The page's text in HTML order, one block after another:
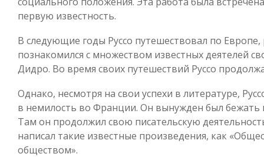
первую известность.
В следующие годы Руссо путешествовал по
познакомился с множеством известных деятелей
Дидро. Во время своих путешествий Руссо
Однако, несмотря на свои успехи в литературе,
в немилость во Франции. Он вынужден был бежать
Там он продолжил свою писательскую
написал такие известные произведения, как
обществом».